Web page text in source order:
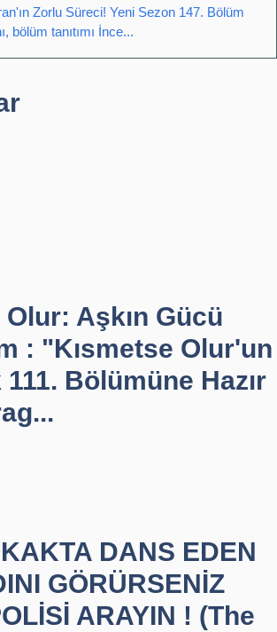
Zorlu Süreci! Yeni Sezon 147. Bölüm
bölüm tanıtımı İnce...
Olur: Aşkın Gücü
: "Kısmetse Olur'un
Bölümüne Hazır
DANS EDEN
GÖRÜRSENİZ
ARAYIN ! (The